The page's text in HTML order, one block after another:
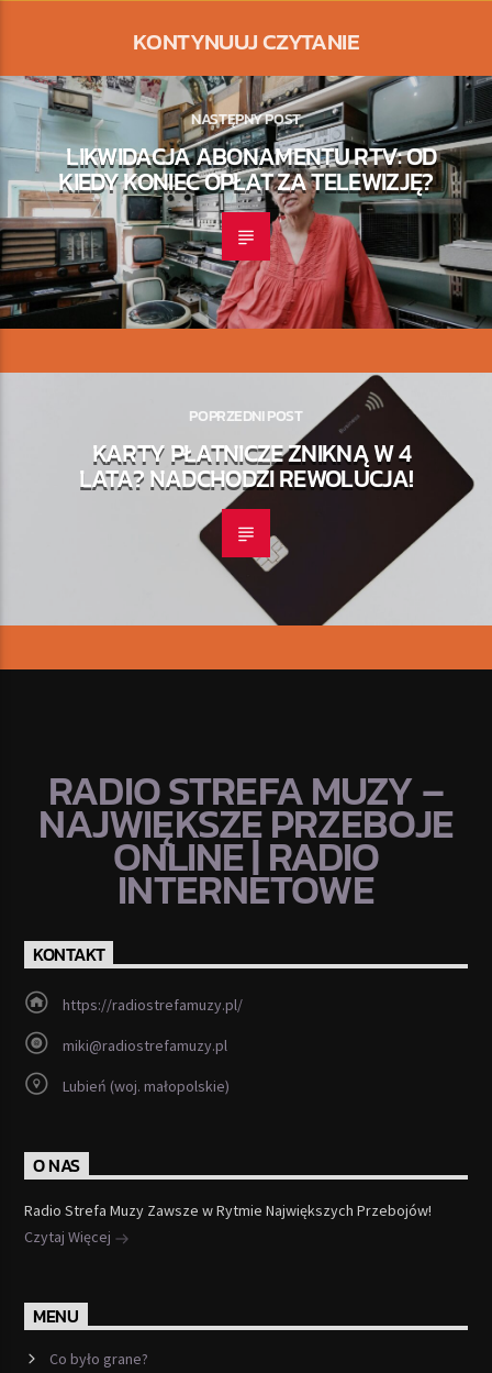
KONTYNUUJ CZYTANIE
NASTĘPNY POST
LIKWIDACJA ABONAMENTU RTV: OD
KIEDY KONIEC OPŁAT ZA TELEWIZJĘ?
POPRZEDNI POST
KARTY PŁATNICZE ZNIKNĄ W 4
LATA? NADCHODZI REWOLUCJA!
RADIO STREFA MUZY –
NAJWIĘKSZE PRZEBOJE
ONLINE | RADIO
INTERNETOWE
KONTAKT
https://radiostrefamuzy.pl/
miki@radiostrefamuzy.pl
Lubień (woj. małopolskie)
O NAS
Radio Strefa Muzy Zawsze w Rytmie Największych Przebojów!
Czytaj Więcej
MENU
Co było grane?